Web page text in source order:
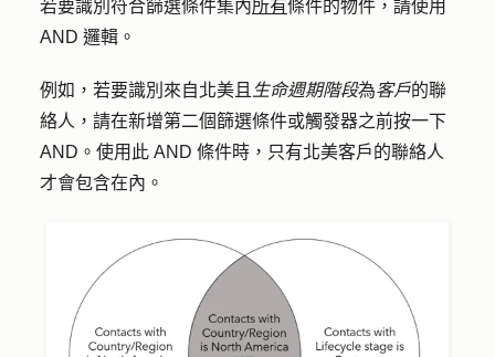
若要識別符合篩選條件集內所有條件的物件，請使用
AND 邏輯 。
例如，若要識別來自北美且 生命週期階段為客戶的聯
絡人，請在新增第二個篩選條件或觸發器之前按一下
AND 。使用此 AND 條件時，只有北美客戶的聯絡人
才會包含在內。